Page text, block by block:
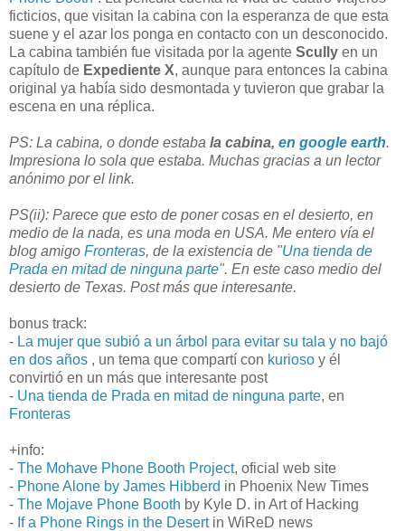
ficticios, que visitan la cabina con la esperanza de que esta
suene y el azar los ponga en contacto con un desconocido.
La cabina también fue visitada por la agente Scully en un
capítulo de Expediente X, aunque para entonces la cabina
original ya había sido desmontada y tuvieron que grabar la
escena en una réplica.
PS: La cabina, o donde estaba la cabina, en google earth.
Impresiona lo sola que estaba. Muchas gracias a un lector
anónimo por el link.
PS(ii): Parece que esto de poner cosas en el desierto, en
medio de la nada, es una moda en USA. Me entero vía el
blog amigo Fronteras, de la existencia de "Una tienda de
Prada en mitad de ninguna parte". En este caso medio del
desierto de Texas. Post más que interesante.
bonus track:
- La mujer que subió a un árbol para evitar su tala y no bajó
en dos años , un tema que compartí con kurioso y él
convirtió en un más que interesante post
- Una tienda de Prada en mitad de ninguna parte, en
Fronteras
+info:
- The Mohave Phone Booth Project, oficial web site
- Phone Alone by James Hibberd in Phoenix New Times
- The Mojave Phone Booth by Kyle D. in Art of Hacking
- If a Phone Rings in the Desertin WiReD news